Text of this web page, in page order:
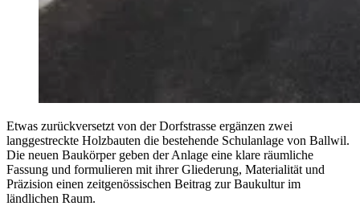
Etwas zurückversetzt von der Dorfstrasse ergänzen zwei
langgestreckte Holzbauten die bestehende Schulanlage von Ballwil.
Die neuen Baukörper geben der Anlage eine klare räumliche
Fassung und formulieren mit ihrer Gliederung, Materialität und
Präzision einen zeitgenössischen Beitrag zur Baukultur im
ländlichen Raum.